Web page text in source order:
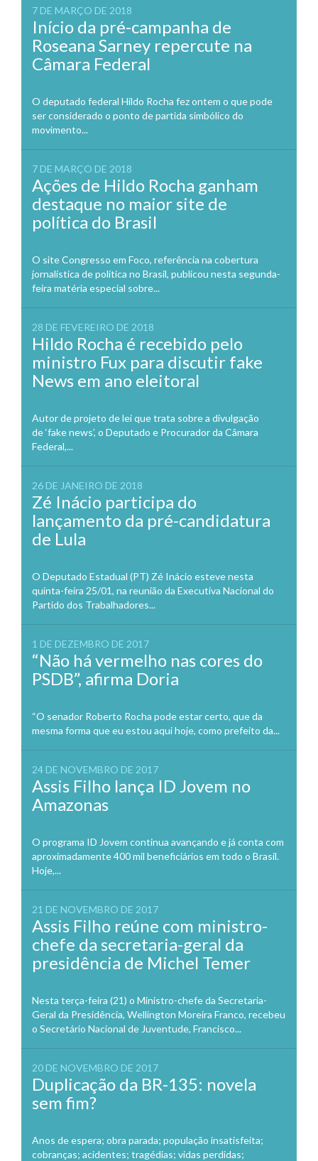
7 DE MARÇO DE 2018
Início da pré-campanha de
Roseana Sarney repercute na
Câmara Federal
O deputado federal Hildo Rocha fez ontem o que pode
ser considerado o ponto de partida simbólico do
movimento...
7 DE MARÇO DE 2018
Ações de Hildo Rocha ganham
destaque no maior site de
política do Brasil
O site Congresso em Foco, referência na cobertura
jornalística de política no Brasil, publicou nesta segunda-
feira matéria especial sobre...
28 DE FEVEREIRO DE 2018
Hildo Rocha é recebido pelo
ministro Fux para discutir fake
News em ano eleitoral
Autor de projeto de lei que trata sobre a divulgação
de ‘fake news’, o Deputado e Procurador da Câmara
Federal,...
26 DE JANEIRO DE 2018
Zé Inácio participa do
lançamento da pré-candidatura
de Lula
O Deputado Estadual (PT) Zé Inácio esteve nesta
quinta-feira 25/01, na reunião da Executiva Nacional do
Partido dos Trabalhadores...
1 DE DEZEMBRO DE 2017
“Não há vermelho nas cores do
PSDB”, afirma Doria
“O senador Roberto Rocha pode estar certo, que da
mesma forma que eu estou aqui hoje, como prefeito da...
24 DE NOVEMBRO DE 2017
Assis Filho lança ID Jovem no
Amazonas
O programa ID Jovem continua avançando e já conta com
aproximadamente 400 mil beneficiários em todo o Brasil.
Hoje,...
21 DE NOVEMBRO DE 2017
Assis Filho reúne com ministro-
chefe da secretaria-geral da
presidência de Michel Temer
Nesta terça-feira (21) o Ministro-chefe da Secretaria-
Geral da Presidência, Wellington Moreira Franco, recebeu
o Secretário Nacional de Juventude, Francisco...
20 DE NOVEMBRO DE 2017
Duplicação da BR-135: novela
sem fim?
Anos de espera; obra parada; população insatisfeita;
cobranças; acidentes; tragédias; vidas perdidas;